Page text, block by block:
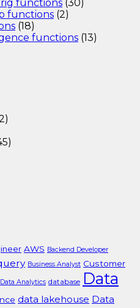
functions (30)
functions (2)
(18)
functions (13)
AWS Backend Developer
Business Analyst Customer
Data Analytics database Data
data lakehouse Data